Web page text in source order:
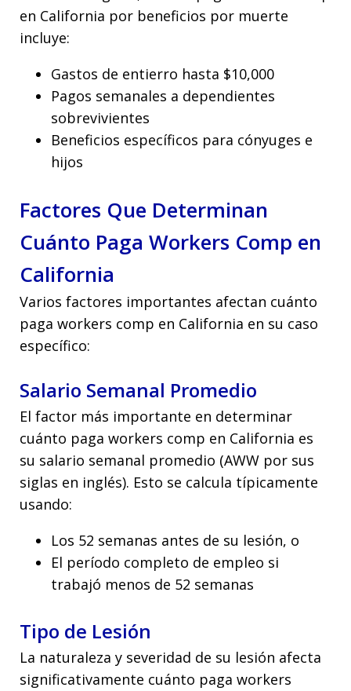
en California por beneficios por muerte
incluye:
Gastos de entierro hasta $10,000
Pagos semanales a dependientes
sobrevivientes
Beneficios específicos para cónyuges e
hijos
Factores Que Determinan
Cuánto Paga Workers Comp en
California
Varios factores importantes afectan cuánto
paga workers comp en California en su caso
específico:
Salario Semanal Promedio
El factor más importante en determinar
cuánto paga workers comp en California es
su salario semanal promedio (AWW por sus
siglas en inglés). Esto se calcula típicamente
usando:
Los 52 semanas antes de su lesión, o
El período completo de empleo si
trabajó menos de 52 semanas
Tipo de Lesión
La naturaleza y severidad de su lesión afecta
significativamente cuánto paga workers